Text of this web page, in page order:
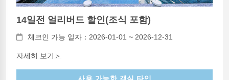
14일전 얼리버드 할인(조식 포함)
체크인 가능 일자：2026-01-01 ~ 2026-12-31
자세히 보기＞
사용 가능한 객실 타입